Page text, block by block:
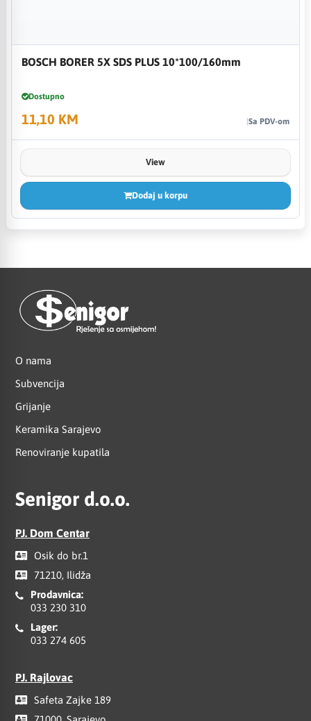
BOSCH BORER 5X SDS PLUS 10*100/160mm
Dostupno
11,10 KM Sa PDV-om
View
Dodaj u korpu
O nama
Subvencija
Grijanje
Keramika Sarajevo
Renoviranje kupatila
Senigor d.o.o.
PJ. Dom Centar
Osik do br.1
71210, Ilidža
Prodavnica:
033 230 310
Lager:
033 274 605
PJ. Rajlovac
Safeta Zajke 189